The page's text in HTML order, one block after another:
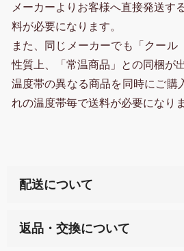
メーカーよりお客様へ直接発送す
料が必要になります。
また、同じメーカーでも「クール
性質上、「常温商品」との同梱が
温度帯の異なる商品を同時にご購
れの温度帯毎で送料が必要になりま
配送について
天ペイ」の方はご注文受付後）
返品・交換について